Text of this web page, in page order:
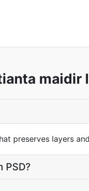
maidir
preserves layers
PSD?